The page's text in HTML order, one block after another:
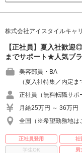
株式会社アイスタイルキャ
【正社員】夏入社歓
までサポート★人気ブ
美容部員・BA
（夏入社特集／内定
正社員（無料転職サポ
月給25万円 ～ 36万円
全国（※希望勤務地は
正社員登用 社
学生OK
男